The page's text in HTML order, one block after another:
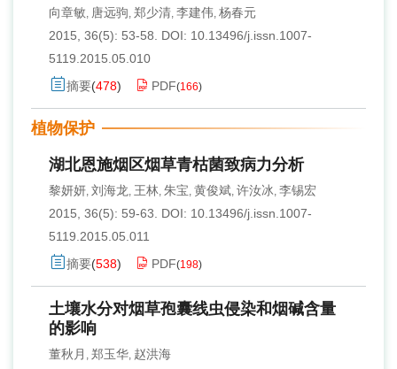
向章敏, 唐远驹, 郑少清, 李建伟, 杨春元
2015, 36(5): 53-58.
DOI: 10.13496/j.issn.1007-
5119.2015.05.010
摘要(478) PDF(166)
植物保护
湖北恩施烟区烟草青枯菌致病力分析
黎妍妍, 刘海龙, 王林, 朱宝, 黄俊斌, 许汝冰, 李锡宏
2015, 36(5): 59-63.
DOI: 10.13496/j.issn.1007-
5119.2015.05.011
摘要(538) PDF(198)
土壤水分对烟草孢囊线虫侵染和烟碱含量
的影响
董秋月 , 郑玉华, 赵洪海